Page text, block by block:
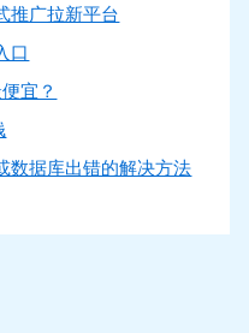
推广拉新平台
口
宜？
数据库出错的解决方法